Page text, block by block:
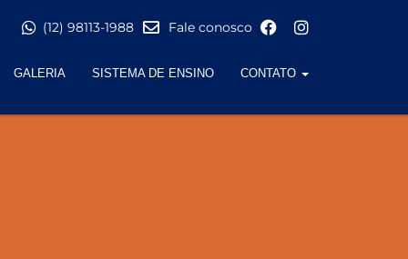
(12) 98113-1988 Fale conosco
GALERIA SISTEMA DE ENSINO CONTATO